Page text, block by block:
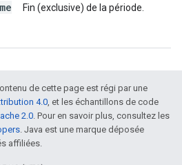
Fin (exclusive) de la période.
de cette page est régi par une
4.0, et les échantillons de code
2.0. Pour en savoir plus, consultez les
. Java est une marque déposée
affiliées.